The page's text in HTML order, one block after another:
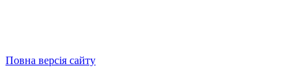
Повна версія сайту